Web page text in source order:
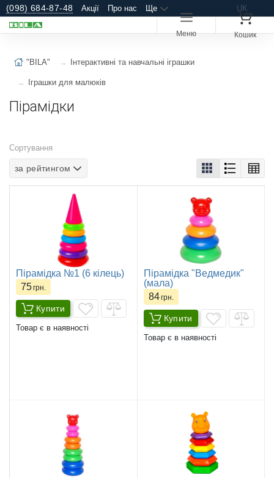
(098) 684-87-48 Акції Про нас Ще UK
Меню Кошик
"BILA" Інтерактивні та навчальні іграшки
Іграшки для малюків
Пірамідки
Сортування
за рейтингом
Пірамідка №1 (6 кілець)
75грн.
Купити
Товар є в наявності
Пірамідка "Ведмедик"
(мала)
84грн.
Купити
Товар є в наявності